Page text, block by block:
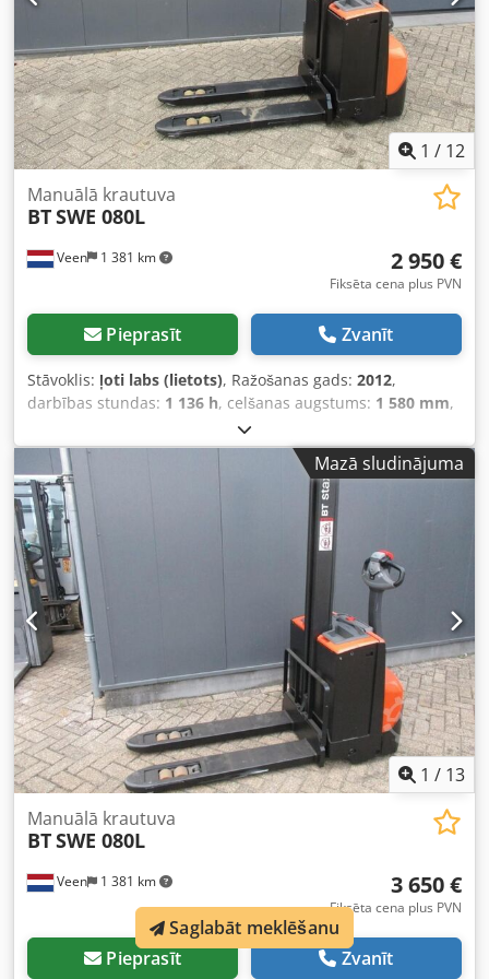
1 / 12
Veen 1 381 km
Manuālā krautuva
BTSWE 080L
2 950 €
Fiksēta cena plus PVN
Pieprasīt Zvanīt
Stāvoklis: ļoti labs (lietots), Ražošanas gads: 2012,
darbības stundas: 1 136 h, celšanas augstums: 1 580 mm,
, degvielas veids:
dakšu garums:1 150 mm, kopējais augstums:1 860 mm,
krāsa:
, Pilna masa: 760 kg Dedszpw Inepfx Ab Tjwa
Pacelšanas jauda: 2000 kg JAUNAS AKUMULATORU ŠŪNAS
24 V 2PzS 180 Ah ar centrālo uzpildes sistēmu, iebūvēts
220 V augstfrekvences lādētājs, divlīmeņu konstrukcija,
sākotnējais pacelšanas augstums, pacelšanas jauda
apakšējiem dakšām 2000 kg, pacelšanas jauda mastu
dakšām 800 kg, dakšu izmēri 1150 x 570 mm, tandem tipa
dakšu rulli.
Mazā sludinājuma
1 / 13
Veen 1 381 km
Manuālā krautuva
BTSWE 080L
3 650 €
Fiksēta cena plus PVN
Pieprasīt Zvanīt
Saglabāt meklēšanu